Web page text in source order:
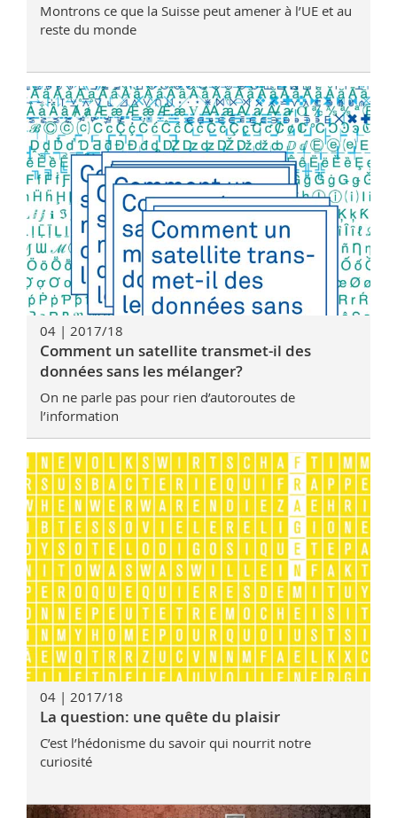
Montrons ce que la Suisse peut amener à l’UE et au
reste du monde
04 | 2017/18
Comment un satellite transmet-il des
données sans les mélanger?
On ne parle pas pour rien d’autoroutes de
l’information
04 | 2017/18
La question: une quête du plaisir
C’est l’hédonisme du savoir qui nourrit notre
curiosité